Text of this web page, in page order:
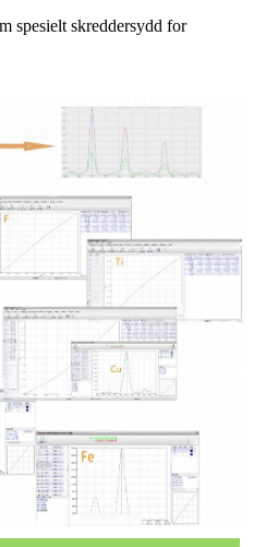
spesielt skreddersydd for